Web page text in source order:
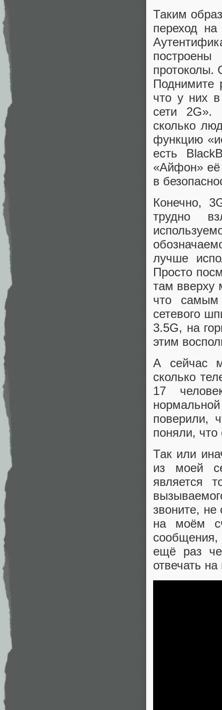
Таким
переход
протоколы.
Поднимите
что у них в
сети 2G».
сколько
функцию
есть
«Айфон» её
в
Конечно,
трудно
лучше
Просто
там вверху
что самым
сетевого
3.5G, на
этим
А сейчас
сколько
17
поверили,
поняли, что
Так или
из моей
является
звоните, не
на моём
сообщения,
ещё раз
отвечать